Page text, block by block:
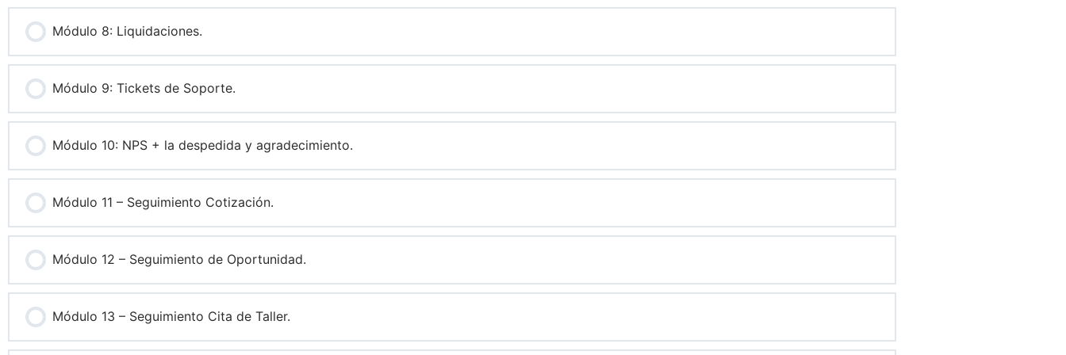
Módulo 8: Liquidaciones.
Módulo 9: Tickets de Soporte.
Módulo 10: NPS + la despedida y agradecimiento.
Módulo 11 – Seguimiento Cotización.
Módulo 12 – Seguimiento de Oportunidad.
Módulo 13 – Seguimiento Cita de Taller.